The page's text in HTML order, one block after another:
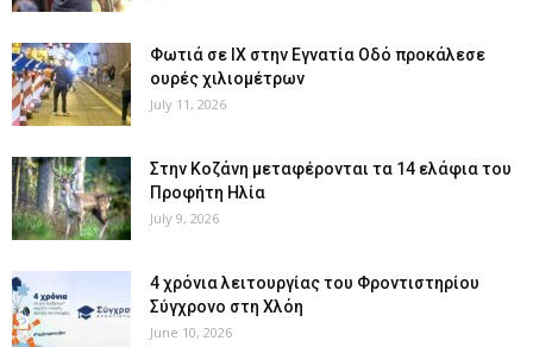
Φωτιά σε ΙΧ στην Εγνατία Οδό προκάλεσε
ουρές χιλιομέτρων
July 11, 2026
Στην Κοζάνη μεταφέρονται τα 14 ελάφια του
Προφήτη Ηλία
July 9, 2026
4 χρόνια λειτουργίας του Φροντιστηρίου
Σύγχρονο στη Χλόη
June 10, 2026